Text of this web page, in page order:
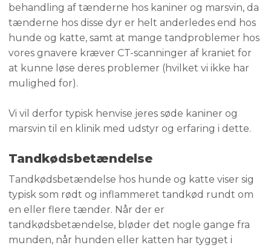
behandling af tænderne hos kaniner og marsvin, da
tænderne hos disse dyr er helt anderledes end hos
hunde og katte, samt at mange tandproblemer hos
vores gnavere kræver CT-scanninger af kraniet for
at kunne løse deres problemer (hvilket vi ikke har
mulighed for).
Vi vil derfor typisk henvise jeres søde kaniner og
marsvin til en klinik med udstyr og erfaring i dette.
Tandkødsbetændelse
Tandkødsbetændelse hos hunde og katte viser sig
typisk som rødt og inflammeret tandkød rundt om
en eller flere tænder. Når der er
tandkødsbetændelse, bløder det nogle gange fra
munden, når hunden eller katten har tygget i